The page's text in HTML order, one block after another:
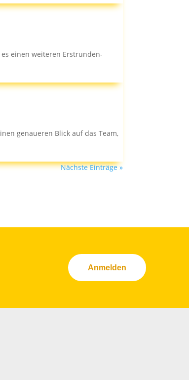
einen weiteren Erstrunden-
genaueren Blick auf das Team,
Nächste Einträge »
Anmelden